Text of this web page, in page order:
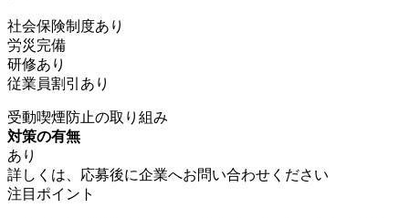
社会保険制度あり
労災完備
研修あり
従業員割引あり
受動喫煙防止の取り組み
対策の有無
あり
詳しくは、応募後に企業へお問い合わせください
注目ポイント